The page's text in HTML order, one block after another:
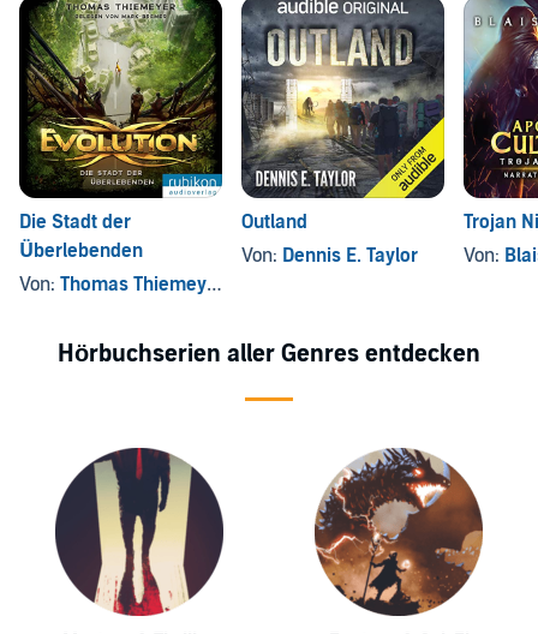
Die Stadt der
Überlebenden
Von: Thomas Thiemeyer
Outland
Von: Dennis E. Taylor
Trojan
Von:
Hörbuchserien aller Genres entdecken